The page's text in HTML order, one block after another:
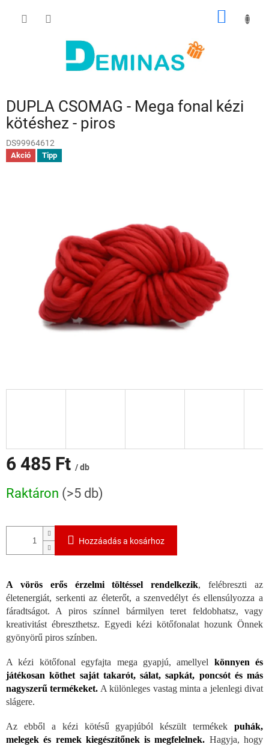
KOSÁR
DUPLA CSOMAG - Mega fonal kézi
kötéshez - piros
DS99964612
Akció Tipp
6 485 Ft / db
Raktáron (>5 db)
Hozzáadás a kosárhoz
A vörös erős érzelmi töltéssel rendelkezik, felébreszti az
életenergiát, serkenti az életerőt, a szenvedélyt és ellensúlyozza a
fáradtságot. A piros színnel bármilyen teret feldobhatsz, vagy
kreativitást ébreszthetsz. Egyedi kézi kötőfonalat hozunk Önnek
gyönyörű piros színben.
A kézi kötőfonal egyfajta mega gyapjú, amellyel könnyen és
játékosan köthet saját takarót, sálat, sapkát, poncsót és más
nagyszerű termékeket. A különleges vastag minta a jelenlegi divat
slágere.
Az ebből a kézi kötésű gyapjúból készült termékek puhák,
melegek és remek kiegészítőnek is megfelelnek. Hagyja, hogy